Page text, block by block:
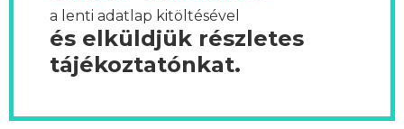
a lenti adatlap kitöltésével
és elküldjük részletes
tájékoztatónkat.